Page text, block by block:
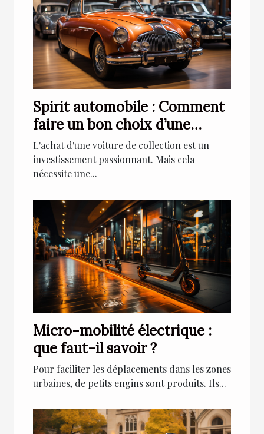
Spirit automobile : Comment
faire un bon choix d’une
voiture de collection ?
L'achat d'une voiture de collection est un
investissement passionnant. Mais cela
nécessite une...
Micro-mobilité électrique :
que faut-il savoir ?
Pour faciliter les déplacements dans les zones
urbaines, de petits engins sont produits. Ils...